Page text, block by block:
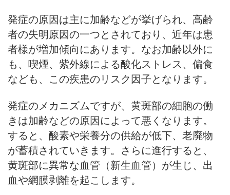
発症の原因は主に加齢などが挙げられ、高齢
者の失明原因の一つとされており、近年は患
者様が増加傾向にあります。なお加齢以外に
も、喫煙、紫外線による酸化ストレス、偏食
なども、この疾患のリスク因子となります。
発症のメカニズムですが、黄斑部の細胞の働
きは加齢などの原因によって悪くなります。
すると、酸素や栄養分の供給が低下、老廃物
が蓄積されていきます。さらに進行すると、
黄斑部に異常な血管（新生血管）が生じ、出
血や網膜剥離を起こします。